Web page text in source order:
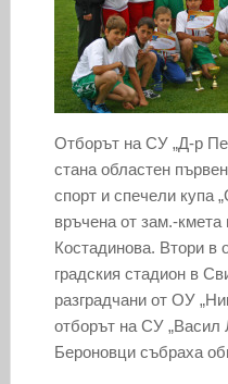
Отборът на СУ „Д-р
стана областен
спорт и спечели купа
връчена от зам.-
Костадинова. Втори в
градския стадион в
разградчани от ОУ
отборът на СУ „Васил
Бероновци събраха